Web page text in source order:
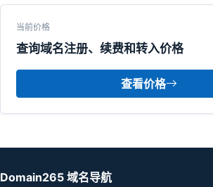
当前价格
查询域名注册、续费和转入价格
查看价格
Domain265 域名导航